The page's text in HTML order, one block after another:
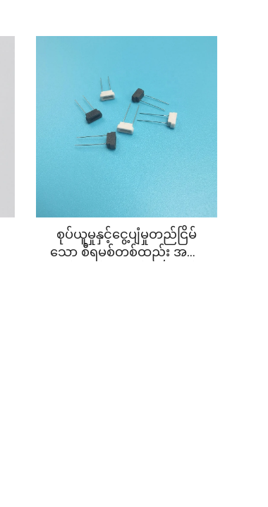
စုပ်ယူမှုနှင့်ငွေ့ပျံမှုတည်ငြိမ်
သော စီရမစ်တစ်ထည်း အငွေ့